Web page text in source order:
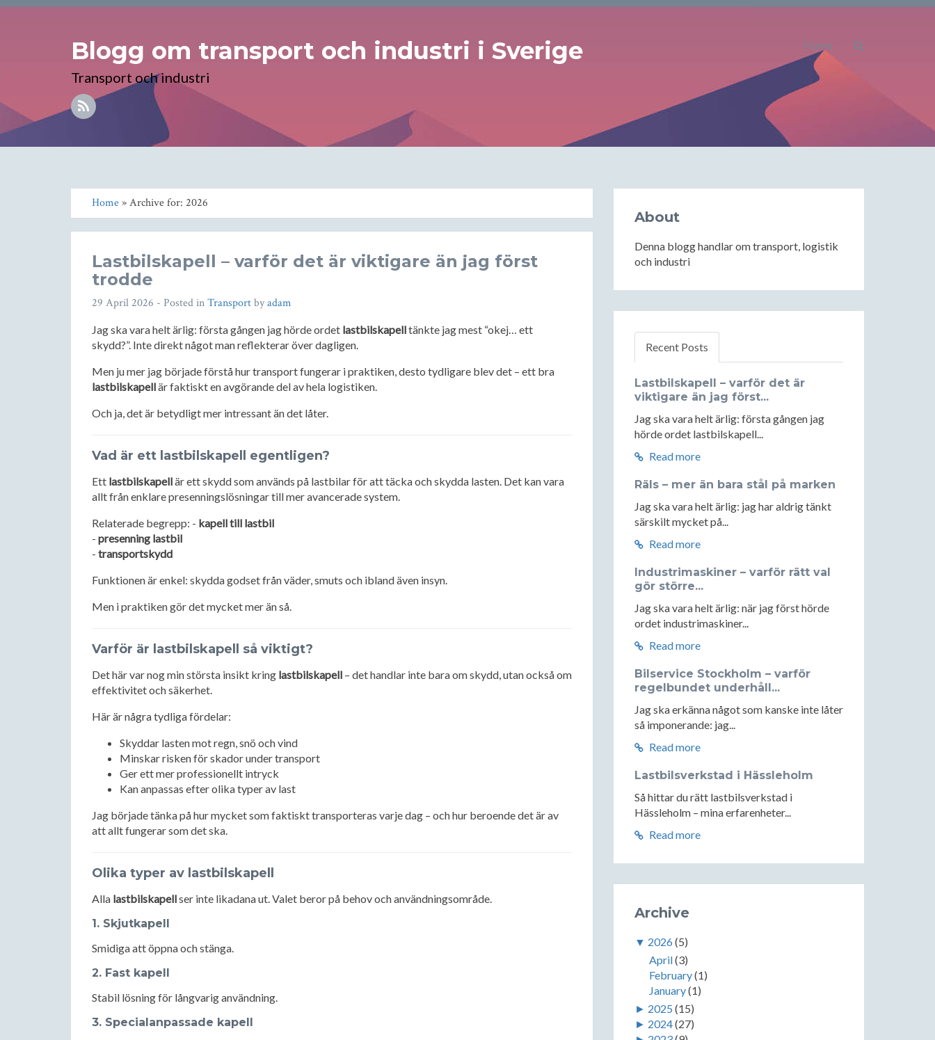
Blogg om transport och industri i Sverige
Transport och industri
Home
Home» Archive for: 2026
Lastbilskapell – varför det är viktigare än jag först
trodde
29 April 2026 - Posted inTransportbyadam
Jag ska vara helt ärlig: första gången jag hörde ordet lastbilskapelltänkte jag mest “okej… ett
skydd?”. Inte direkt något man reflekterar över dagligen.
Men ju mer jag började förstå hur transport fungerar i praktiken, desto tydligare blev det – ett bra
lastbilskapellär faktiskt en avgörande del av hela logistiken.
Och ja, det är betydligt mer intressant än det låter.
Vad är ett lastbilskapell egentligen?
Ett lastbilskapellär ett skydd som används på lastbilar för att täcka och skydda lasten. Det kan vara
allt från enklare presenningslösningar till mer avancerade system.
Relaterade begrepp: - kapell till lastbil
- presenning lastbil
- transportskydd
Funktionen är enkel: skydda godset från väder, smuts och ibland även insyn.
Men i praktiken gör det mycket mer än så.
Varför är lastbilskapell så viktigt?
Det här var nog min största insikt kring lastbilskapell – det handlar inte bara om skydd, utan också om
effektivitet och säkerhet.
Här är några tydliga fördelar:
Skyddar lasten mot regn, snö och vind
Minskar risken för skador under transport
Ger ett mer professionellt intryck
Kan anpassas efter olika typer av last
Jag började tänka på hur mycket som faktiskt transporteras varje dag – och hur beroende det är av
att allt fungerar som det ska.
Olika typer av lastbilskapell
Alla lastbilskapellser inte likadana ut. Valet beror på behov och användningsområde.
1. Skjutkapell
Smidiga att öppna och stänga.
2. Fast kapell
Stabil lösning för långvarig användning.
3. Specialanpassade kapell
About
Denna blogg handlar om transport, logistik
och industri
Recent Posts
Lastbilskapell – varför det är
viktigare än jag först...
Jag ska vara helt ärlig: första gången jag
hörde ordet lastbilskapell...
Read more
Räls – mer än bara stål på marken
Jag ska vara helt ärlig: jag har aldrig tänkt
särskilt mycket på...
Read more
Industrimaskiner – varför rätt val
gör större...
Jag ska vara helt ärlig: när jag först hörde
ordet industrimaskiner...
Read more
Bilservice Stockholm – varför
regelbundet underhåll...
Jag ska erkänna något som kanske inte låter
så imponerande: jag...
Read more
Lastbilsverkstad i Hässleholm
Så hittar du rätt lastbilsverkstad i
Hässleholm – mina erfarenheter...
Read more
Archive
▼ 2026(5)
April(3)
February(1)
January(1)
► 2025 (15)
► 2024(27)